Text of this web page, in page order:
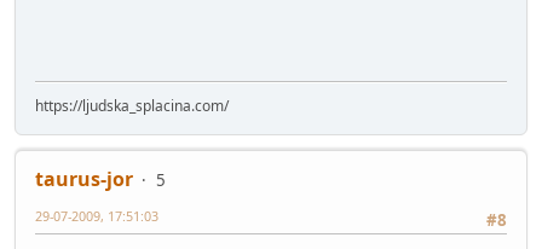
https://ljudska_splacina.com/
taurus-jor
5
#8
29-07-2009, 17:51:03